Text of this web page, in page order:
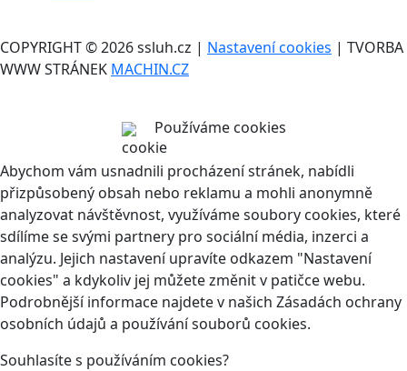
COPYRIGHT © 2026 ssluh.cz | Nastavení cookies | TVORBA
WWW STRÁNEK MACHIN.CZ
Používáme cookies
Abychom vám usnadnili procházení stránek, nabídli
přizpůsobený obsah nebo reklamu a mohli anonymně
analyzovat návštěvnost, využíváme soubory cookies, které
sdílíme se svými partnery pro sociální média, inzerci a
analýzu. Jejich nastavení upravíte odkazem "Nastavení
cookies" a kdykoliv jej můžete změnit v patičce webu.
Podrobnější informace najdete v našich Zásadách ochrany
osobních údajů a používání souborů cookies.
Souhlasíte s používáním cookies?